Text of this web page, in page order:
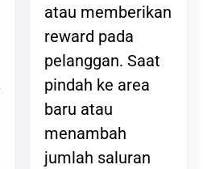
atau memberikan
reward pada
pelanggan. Saat
pindah ke area
baru atau
menambah
jumlah saluran